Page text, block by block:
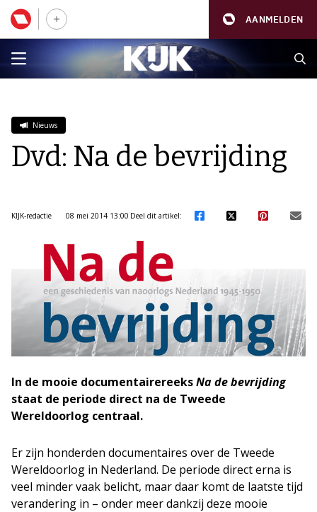
AANMELDEN
Nieuws
Dvd: Na de bevrijding
KIJK-redactie 08 mei 2014 13:00 Deel dit artikel:
In de mooie documentairereeksNa de bevrijding
staat de periode direct na de Tweede
Wereldoorlog centraal.
Er zijn honderden documentaires over de Tweede
Wereldoorlog in Nederland. De periode direct erna is
veel minder vaak belicht, maar daar komt de laatste tijd
verandering in – onder meer dankzij deze mooie